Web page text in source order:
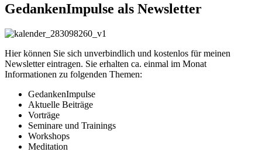
GedankenImpulse als Newsletter
Hier können Sie sich unverbindlich und kostenlos für meinen
Newsletter eintragen. Sie erhalten ca. einmal im Monat
Informationen zu folgenden Themen:
GedankenImpulse
Aktuelle Beiträge
Vorträge
Seminare und Trainings
Workshops
Meditation